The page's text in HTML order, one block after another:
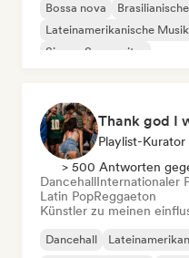
Bossa nova
Lateinamerikanische Musik
Singer-Songwriter
Thank god I
Playlist-Kurator
> 500 Antworten
DancehallInternationaler
Latin PopReggaeton
Künstler zu meinen
Dancehall